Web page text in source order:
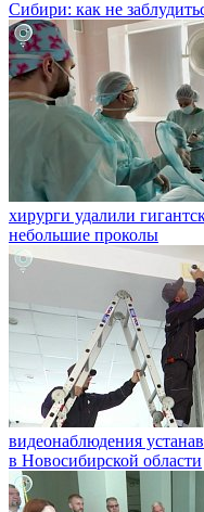
Сибири: как не
хирурги удалили
небольшие проколы
видеонаблюдения
в Новосибирской области